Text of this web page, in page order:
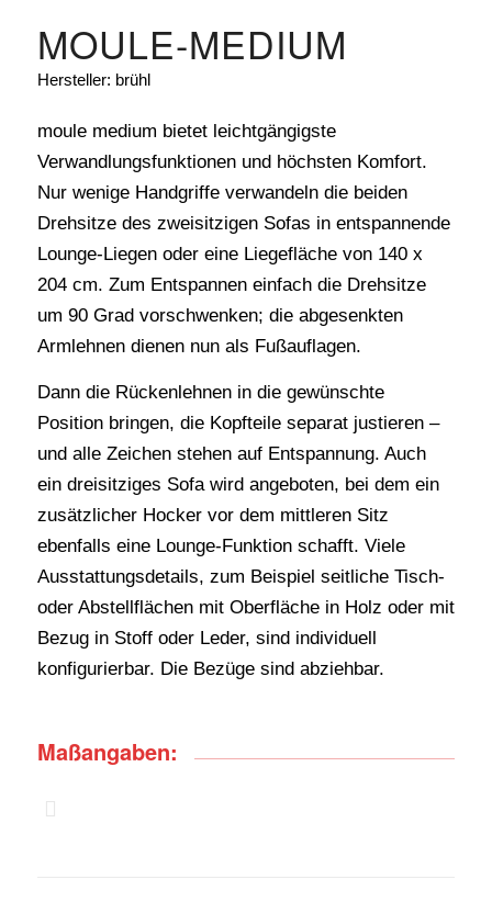
MOULE-MEDIUM
Hersteller: brühl
moule medium bietet leichtgängigste
Verwandlungsfunktionen und höchsten Komfort.
Nur wenige Handgriffe verwandeln die beiden
Drehsitze des zweisitzigen Sofas in entspannende
Lounge-Liegen oder eine Liegefläche von 140 x
204 cm. Zum Entspannen einfach die Drehsitze
um 90 Grad vorschwenken; die abgesenkten
Armlehnen dienen nun als Fußauflagen.
Dann die Rückenlehnen in die gewünschte
Position bringen, die Kopfteile separat justieren –
und alle Zeichen stehen auf Entspannung. Auch
ein dreisitziges Sofa wird angeboten, bei dem ein
zusätzlicher Hocker vor dem mittleren Sitz
ebenfalls eine Lounge-Funktion schafft. Viele
Ausstattungsdetails, zum Beispiel seitliche Tisch-
oder Abstellflächen mit Oberfläche in Holz oder mit
Bezug in Stoff oder Leder, sind individuell
konfigurierbar. Die Bezüge sind abziehbar.
Maßangaben: